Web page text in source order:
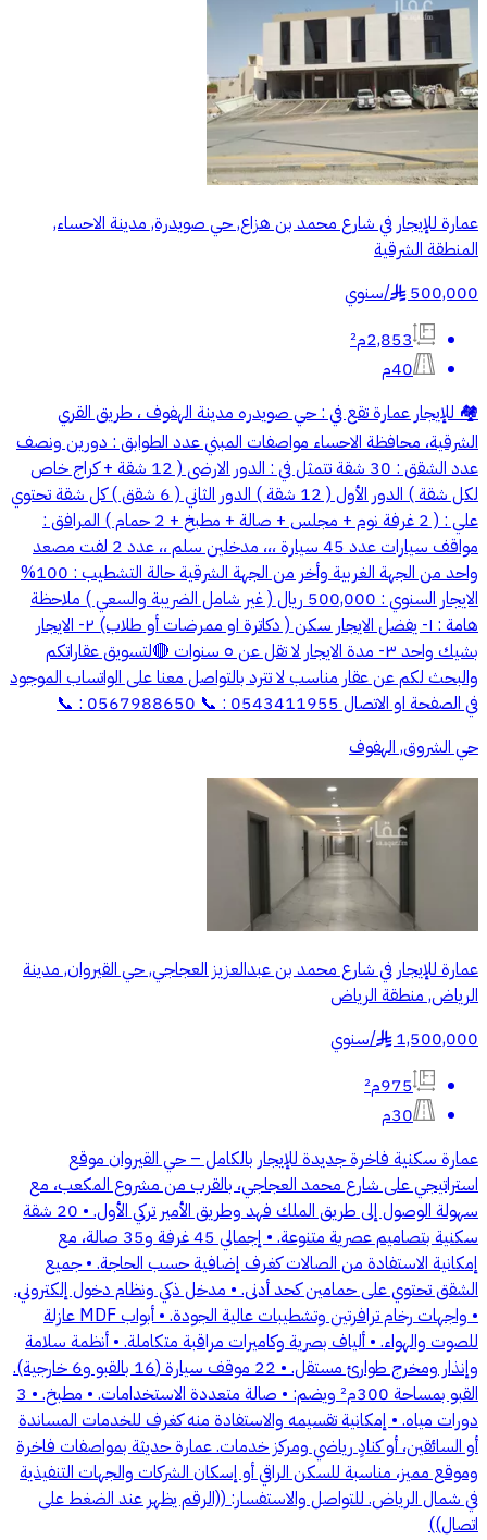
عمارة للإيجار في شارع محمد بن هزاع, حي صويدرة, مدينة الاحساء,
المنطقة الشرقية
500,000
§
/سنوي
2,853م²
40م
🏘️ للإيجار عمارة تقع في : حي صويدره مدينة الهفوف ، طريق القري
الشرقية، محافظة الاحساء مواصفات المبني عدد الطوابق : دورين ونصف
عدد الشقق : 30 شقة تتمثل في : الدور الارضى ( 12 شقة + كراج خاص
لكل شقة ) الدور الأول ( 12 شقة ) الدور الثاني ( 6 شقق ) كل شقة تحتوي
علي : ( 2 غرفة نوم + مجلس + صالة + مطبخ + 2 حمام ) المرافق :
مواقف سيارات عدد 45 سيارة ،،، مدخلين سلم ،، عدد 2 لفت مصعد
واحد من الجهة الغربية وأخر من الجهة الشرقية حالة التشطيب : 100%
الايجار السنوي : 500,000 ريال ( غير شامل الضريبة والسعي ) ملاحظة
هامة : ١- يفضل الايجار سكن ( دكاترة او ممرضات أو طلاب) ٢- الايجار
بشيك واحد ٣- مدة الايجار لا تقل عن ٥ سنوات 🔴لتسويق عقاراتكم
والبحث لكم عن عقار مناسب لا تترد بالتواصل معنا على الواتساب الموجود
في الصفحة او الاتصال 0543411955 : 📞 0567988650 : 📞
حي الشروق, الهفوف
عمارة للإيجار في شارع محمد بن عبدالعزيز العجاجي, حي القيروان, مدينة
الرياض, منطقة الرياض
1,500,000
§
/سنوي
975م²
30م
عمارة سكنية فاخرة جديدة للإيجار بالكامل – حي القيروان موقع
استراتيجي على شارع محمد العجاجي، بالقرب من مشروع المكعب، مع
سهولة الوصول إلى طريق الملك فهد وطريق الأمير تركي الأول. • 20 شقة
سكنية بتصاميم عصرية متنوعة. • إجمالي 45 غرفة و35 صالة، مع
إمكانية الاستفادة من الصالات كغرف إضافية حسب الحاجة. • جميع
الشقق تحتوي على حمامين كحد أدنى. • مدخل ذكي ونظام دخول إلكتروني.
• واجهات رخام ترافرتين وتشطيبات عالية الجودة. • أبواب MDF عازلة
للصوت والهواء. • ألياف بصرية وكاميرات مراقبة متكاملة. • أنظمة سلامة
وإنذار ومخرج طوارئ مستقل. • 22 موقف سيارة (16 بالقبو و6 خارجية).
القبو بمساحة 300م² ويضم: • صالة متعددة الاستخدامات. • مطبخ. • 3
دورات مياه. • إمكانية تقسيمه والاستفادة منه كغرف للخدمات المساندة
أو السائقين، أو كنادٍ رياضي ومركز خدمات. عمارة حديثة بمواصفات فاخرة
وموقع مميز، مناسبة للسكن الراقي أو إسكان الشركات والجهات التنفيذية
في شمال الرياض. للتواصل والاستفسار: ((الرقم يظهر عند الضغط على
اتصال))